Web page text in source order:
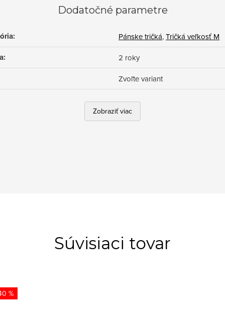
Dodatočné parametre
: Pánske tričká,Tričká veľkosť M
:
2 roky
Zvoľte variant
Zobraziť viac
Súvisiaci tovar
%